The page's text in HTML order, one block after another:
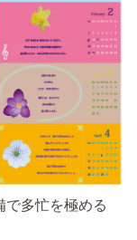
で多忙を極める